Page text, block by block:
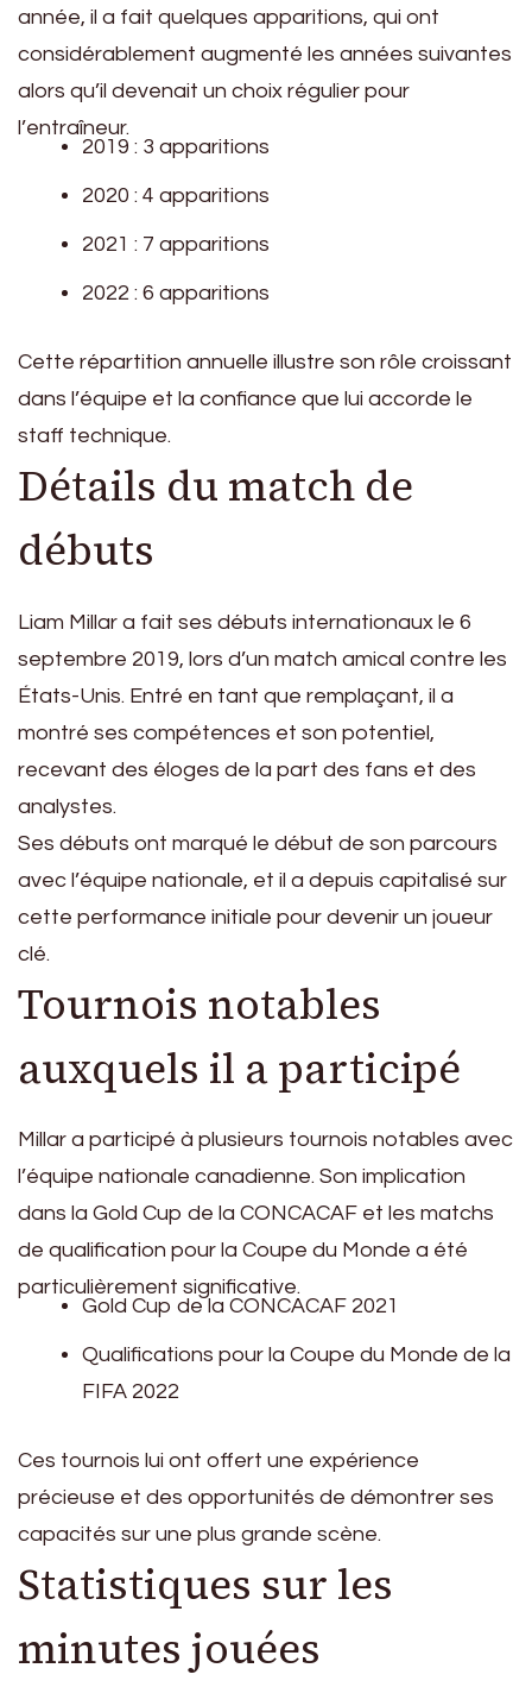
année, il a fait quelques apparitions, qui ont
considérablement augmenté les années suivantes
alors qu’il devenait un choix régulier pour
l’entraîneur.
2019 : 3 apparitions
2020 : 4 apparitions
2021 : 7 apparitions
2022 : 6 apparitions
Cette répartition annuelle illustre son rôle croissant
dans l’équipe et la confiance que lui accorde le
staff technique.
Détails du match de
débuts
Liam Millar a fait ses débuts internationaux le 6
septembre 2019, lors d’un match amical contre les
États-Unis. Entré en tant que remplaçant, il a
montré ses compétences et son potentiel,
recevant des éloges de la part des fans et des
analystes.
Ses débuts ont marqué le début de son parcours
avec l’équipe nationale, et il a depuis capitalisé sur
cette performance initiale pour devenir un joueur
clé.
Tournois notables
auxquels il a participé
Millar a participé à plusieurs tournois notables avec
l’équipe nationale canadienne. Son implication
dans la Gold Cup de la CONCACAF et les matchs
de qualification pour la Coupe du Monde a été
particulièrement significative.
Gold Cup de la CONCACAF 2021
Qualifications pour la Coupe du Monde de la
FIFA 2022
Ces tournois lui ont offert une expérience
précieuse et des opportunités de démontrer ses
capacités sur une plus grande scène.
Statistiques sur les
minutes jouées